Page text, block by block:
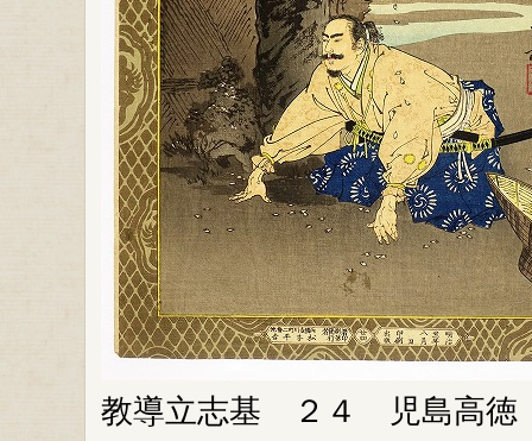
教導立志基 ２４ 児島高徳